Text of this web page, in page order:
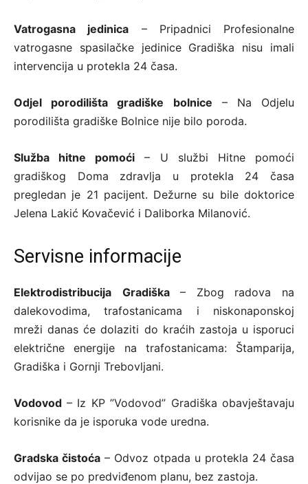
Vatrogasna jedinica – Pripadnici Profesionalne
vatrogasne spasilačke jedinice Gradiška nisu imali
intervencija u protekla 24 časa.
Odjel porodilišta gradiške bolnice – Na Odjelu
porodilišta gradiške Bolnice nije bilo poroda.
Služba hitne pomoći – U službi Hitne pomoći
gradiškog Doma zdravlja u protekla 24 časa
pregledan je 21 pacijent. Dežurne su bile doktorice
Jelena Lakić Kovačević i Daliborka Milanović.
Servisne informacije
Elektrodistribucija Gradiška– Zbog radova na
dalekovodima, trafostanicama i niskonaponskoj
mreži danas će dolaziti do kraćih zastoja u isporuci
električne energije na trafostanicama: Štamparija,
Gradiška i Gornji Trebovljani.
Vodovod – Iz KP ”Vodovod” Gradiška obavještavaju
korisnike da je isporuka vode uredna.
Gradska čistoća – Odvoz otpada u protekla 24 časa
odvijao se po predviđenom planu, bez zastoja.